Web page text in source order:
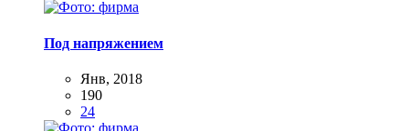
Под напряжением
Янв, 2018
190
24